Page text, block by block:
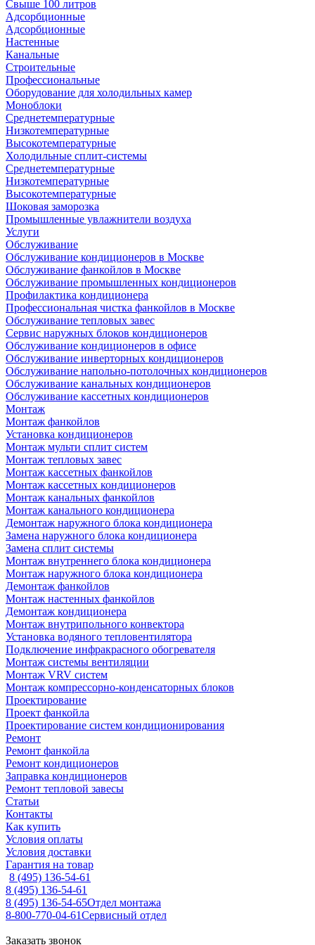
Свыше 100 литров
Адсорбционные
Адсорбционные
Настенные
Канальные
Строительные
Профессиональные
Оборудование для холодильных камер
Моноблоки
Среднетемпературные
Низкотемпературные
Высокотемпературные
Холодильные сплит-системы
Среднетемпературные
Низкотемпературные
Высокотемпературные
Шоковая заморозка
Промышленные увлажнители воздуха
Услуги
Обслуживание
Обслуживание кондиционеров в Москве
Обслуживание фанкойлов в Москве
Обслуживание промышленных кондиционеров
Профилактика кондиционера
Профессиональная чистка фанкойлов в Москве
Обслуживание тепловых завес
Сервис наружных блоков кондиционеров
Обслуживание кондиционеров в офисе
Обслуживание инверторных кондиционеров
Обслуживание напольно-потолочных кондиционеров
Обслуживание канальных кондиционеров
Обслуживание кассетных кондиционеров
Монтаж
Монтаж фанкойлов
Установка кондиционеров
Монтаж мульти сплит систем
Монтаж тепловых завес
Монтаж кассетных фанкойлов
Монтаж кассетных кондиционеров
Монтаж канальных фанкойлов
Монтаж канального кондиционера
Демонтаж наружного блока кондиционера
Замена наружного блока кондиционера
Замена сплит системы
Монтаж внутреннего блока кондиционера
Монтаж наружного блока кондиционера
Демонтаж фанкойлов
Монтаж настенных фанкойлов
Демонтаж кондиционера
Монтаж внутрипольного конвектора
Установка водяного тепловентилятора
Подключение инфракрасного обогревателя
Монтаж системы вентиляции
Монтаж VRV систем
Монтаж компрессорно-конденсаторных блоков
Проектирование
Проект фанкойла
Проектирование систем кондиционирования
Ремонт
Ремонт фанкойла
Ремонт кондиционеров
Заправка кондиционеров
Ремонт тепловой завесы
Статьи
Контакты
Как купить
Условия оплаты
Условия доставки
Гарантия на товар
8 (495) 136-54-61
8 (495) 136-54-61
8 (495) 136-54-65Отдел монтажа
8-800-770-04-61Сервисный отдел
Заказать звонок